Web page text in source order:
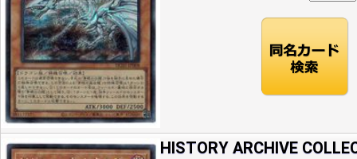
HISTORY ARCHIVE